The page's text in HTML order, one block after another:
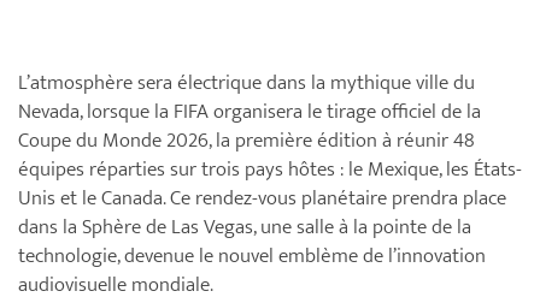
L’atmosphère sera électrique dans la mythique ville du
Nevada, lorsque la FIFA organisera le tirage officiel de la
Coupe du Monde 2026, la première édition à réunir 48
équipes réparties sur trois pays hôtes : le Mexique, les États-
Unis et le Canada. Ce rendez-vous planétaire prendra place
dans la Sphère de Las Vegas, une salle à la pointe de la
technologie, devenue le nouvel emblème de l’innovation
audiovisuelle mondiale.